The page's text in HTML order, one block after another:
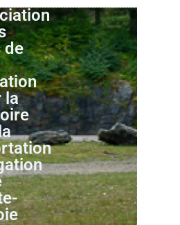
de
la